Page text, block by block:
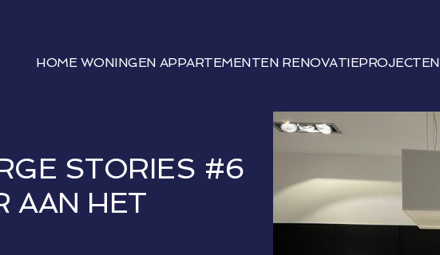
HOME WONINGEN APPARTEMENTEN RENOVATIEPROJECTEN
STORIES #6
AAN HET